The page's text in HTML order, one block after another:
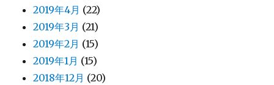
2019年4月 (22)
2019年3月 (21)
2019年2月 (15)
2019年1月 (15)
2018年12月 (20)